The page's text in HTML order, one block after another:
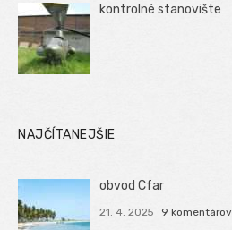
kontrolné stanovište
NAJČÍTANEJŠIE
obvod Cfar
21. 4. 2025 9 komentárov